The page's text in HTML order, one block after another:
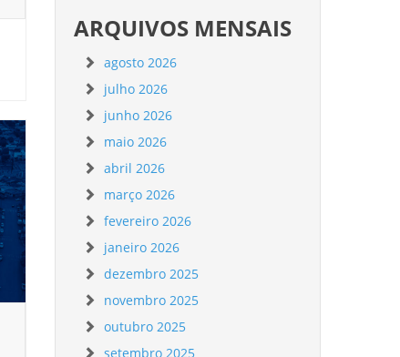
ARQUIVOS MENSAIS
agosto 2026
julho 2026
junho 2026
maio 2026
abril 2026
março 2026
fevereiro 2026
janeiro 2026
dezembro 2025
novembro 2025
outubro 2025
setembro 2025